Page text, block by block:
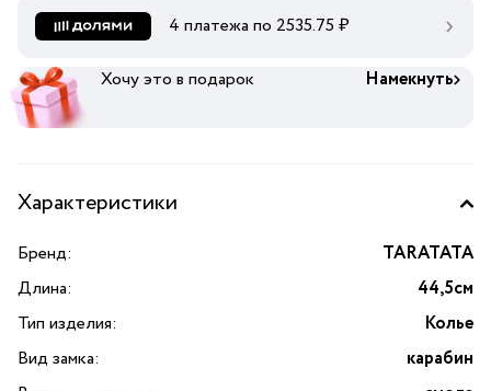
4 платежа по 2535.75 ₽
Хочу это в подарок Намекнуть
Характеристики
Бренд:
TARATATA
Длина:
44,5см
Тип изделия:
Колье
Вид замка:
карабин